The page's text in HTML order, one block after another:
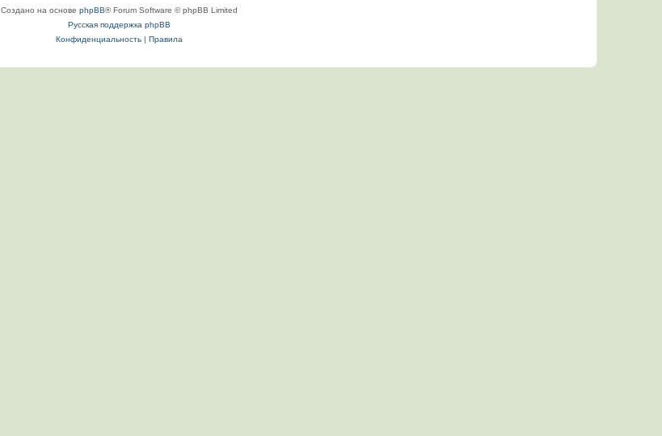
Создано на основе phpBB® Forum Software © phpBB Limited
Русская поддержка phpBB
Конфиденциальность| Правила